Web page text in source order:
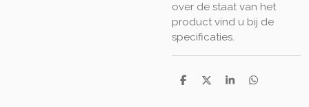
over de staat van het
product vind u bij de
specificaties.
D
D
S
D